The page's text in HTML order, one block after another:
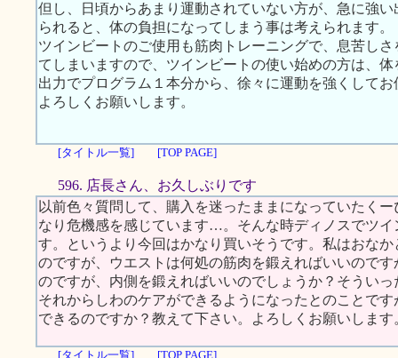
但し、日頃からあまり運動されていない方が、急に強
られると、体の負担になってしまう事は考えられます。
ツインビートのご使用も筋肉トレーニングで、息苦し
てしまいますので、ツインビートの使い始めの方は、
出力でプログラム１本分から、徐々に運動を強くしてお
よろしくお願いします。
[タイトル一覧] [TOP PAGE]
596. 店長さん、お久しぶりです
以前色々質問して、購入を迷ったままになっていたく
なり危機感を感じています…。そんな時ディノスでツ
す。というより今回はかなり買いそうです。私はおな
のですが、ウエストは何処の筋肉を鍛えればいいので
のですが、内側を鍛えればいいのでしょうか？そうい
それからしわのケアができるようになったとのことで
できるのですか？教えて下さい。よろしくお願いします
[タイトル一覧] [TOP PAGE]